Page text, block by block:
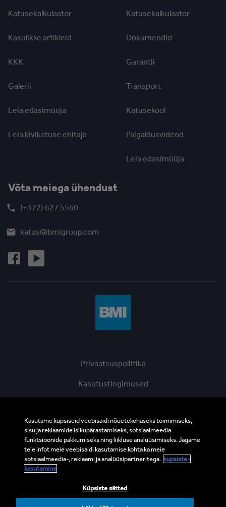
Katusekalkulaator
Kasulikke artikleid
KKK
Galerii
Leia edasimüüja
Leia kivikatuse ehitaja
Katusekalkulaator
Dokumendid
Garantii
Transport
Katusekool
Paigaldusvideod
Leia edasimüüja
Võta meiega ühendust
(+372) 627 5560
katus@bmigroup.com
Privaatsuspoliitika
Kasutustingimused
Küpsiste kasutamine
Eetika vihjeliin
BMI Supplier and Third Party Codes of Conduct
Sisukaart
Kasutame küpsiseid veebisaidi nõuetekohaseks toimimiseks,
sisu ja reklaamide isikupärastamiseks, sotsiaalmeedia
funktsioonide pakkumiseks ning liikluse analüüsimiseks. Jagame
teie infot meie veebisaidi kasutamise kohta ka meie
sotsiaalmeedia-, reklaami ja analüüsipartneritega. kupsiste-
kasutamine
Küpsiste sätted